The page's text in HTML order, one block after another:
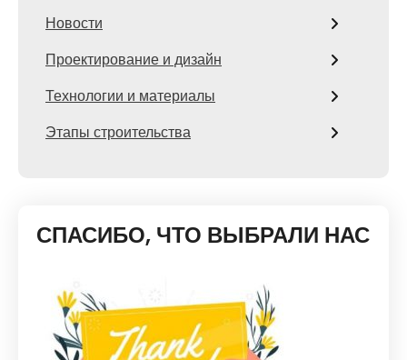
Новости
Проектирование и дизайн
Технологии и материалы
Этапы строительства
СПАСИБО, ЧТО ВЫБРАЛИ НАС